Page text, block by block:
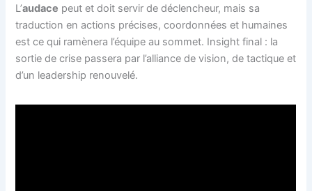
L’audace peut et doit servir de déclencheur, mais sa
traduction en actions précises, coordonnées et humaines
est ce qui ramènera l’équipe au sommet. Insight final : la
sortie de crise passera par l’alliance de vision, de tactique et
d’un leadership renouvelé.